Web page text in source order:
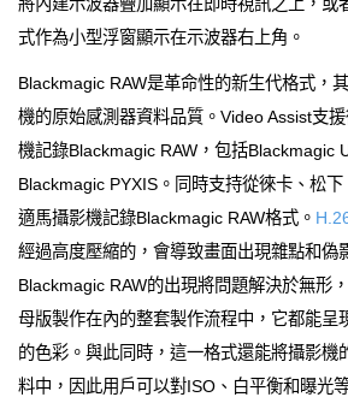
將內建示波器疊加顯示在即時視訊之上，或
式作為小型浮窗顯示在示波器右上角。
Blackmagic RAW是革命性的新生代格式，
機的原始感測器資料品質。Video Assist支
機記錄Blackmagic RAW，包括Blackmagic
Blackmagic PYXIS。同時支持從徠卡、松
適馬攝影機記錄Blackmagic RAW格式。
經過高度壓縮的，會導致畫面出現雜點和偽
Blackmagic RAW的出現將問題解決於無形
母版製作在內的整套製作流程中，它都能呈
的色彩。與此同時，這一格式還能將攝影機
料中，因此用戶可以對ISO、白平衡和曝光